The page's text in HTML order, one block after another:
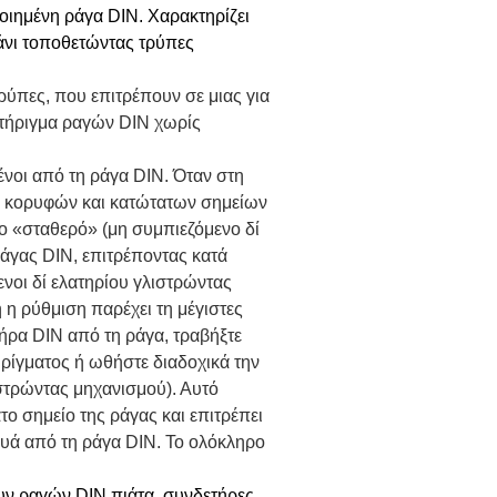
ράγα DIN. Χαρακτηρίζει
τοποθετώντας τρύπες
που επιτρέπουν σε μιας για
ραγών DIN χωρίς
από τη ράγα DIN. Όταν στη
κορυφών και κατώτατων σημείων
«σταθερό» (μη συμπιεζόμενο δί
DIN, επιτρέποντας κατά
δί ελατηρίου γλιστρώντας
ρύθμιση παρέχει τη μέγιστες
DIN από τη ράγα, τραβήξτε
ή ωθήστε διαδοχικά την
μηχανισμού). Αυτό
σημείο της ράγας και επιτρέπει
από τη ράγα DIN. Το ολόκληρο